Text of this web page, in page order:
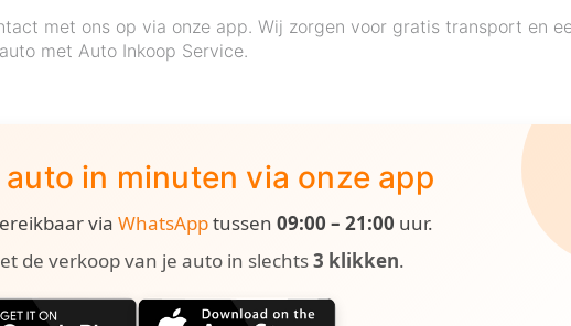
met ons op via onze app. Wij zorgen voor gratis transport en
met Auto Inkoop Service.
in minuten via onze app
via WhatsApptussen 09:00 – 21:00 uur.
de verkoop van je auto in slechts3 klikken.